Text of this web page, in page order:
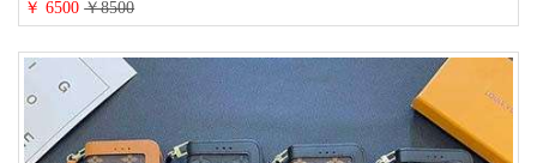
￥ 6500￥8500